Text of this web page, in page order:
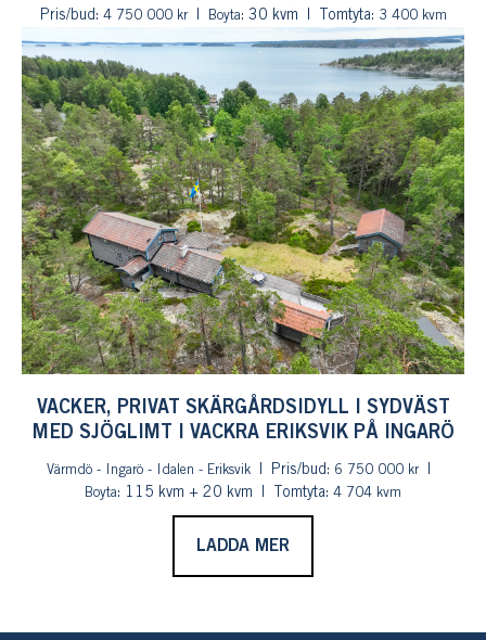
Pris/bud: 4 750 000 kr Boyta: 30 kvm Tomtyta: 3 400 kvm
VACKER, PRIVAT SKÄRGÅRDSIDYLL I SYDVÄST
MED SJÖGLIMT I VACKRA ERIKSVIK PÅ INGARÖ
Värmdö - Ingarö - Idalen - Eriksvik Pris/bud: 6 750 000 kr
Boyta: 115 kvm + 20 kvm Tomtyta: 4 704 kvm
LADDA MER